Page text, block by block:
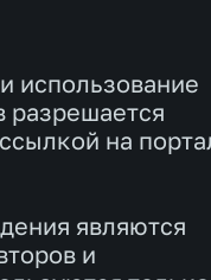
использование
разрешается
на
являются
и